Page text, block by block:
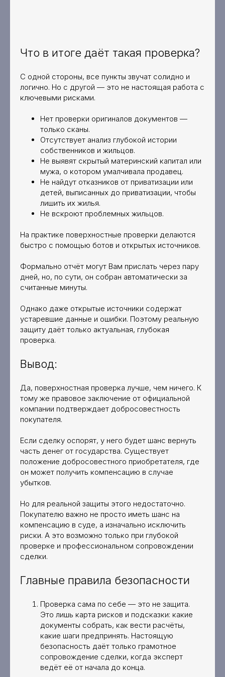
Что в итоге даёт такая проверка?
С одной стороны, все пункты звучат солидно и
логично. Но с другой — это не настоящая работа с
ключевыми рисками.
Нет проверки оригиналов документов —
только сканы.
Отсутствует анализ глубокой истории
собственников и жильцов.
Не выявят скрытый материнский капитал или
мужа, о котором умалчивала продавец.
Не найдут отказников от приватизации или
детей, выписанных до приватизации, чтобы
лишить их жилья.
Не вскроют проблемных жильцов.
На практике поверхностные проверки делаются
быстро с помощью ботов и открытых источников.
Формально отчёт могут Вам прислать через пару
дней, но, по сути, он собран автоматически за
считанные минуты.
Однако даже открытые источники содержат
устаревшие данные и ошибки. Поэтому реальную
защиту даёт только актуальная, глубокая
проверка.
Вывод:
Да, поверхностная проверка лучше, чем ничего. К
тому же правовое заключение от официальной
компании подтверждает добросовестность
покупателя.
Если сделку оспорят, у него будет шанс вернуть
часть денег от государства. Существует
положение добросовестного приобретателя, где
он может получить компенсацию в случае
убытков.
Но для реальной защиты этого недостаточно.
Покупателю важно не просто иметь шанс на
компенсацию в суде, а изначально исключить
риски. А это возможно только при глубокой
проверке и профессиональном сопровождении
сделки.
Главные правила безопасности
Проверка сама по себе — это не защита.
Это лишь карта рисков и подсказки: какие
документы собрать, как вести расчёты,
какие шаги предпринять. Настоящую
безопасность даёт только грамотное
сопровождение сделки, когда эксперт
ведёт её от начала до конца.
+7 (499) 117-05-28
Москва, г. Зеленоград,
ул. Юности, д.8
Политика конфиденциальности
Сергей Заводских
Услуги и консультации